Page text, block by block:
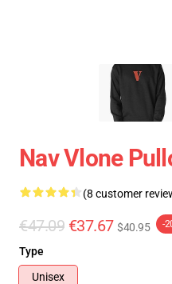
Nav Vlone
(8 customer
€47.09 €37.67 $40.95 -
Type
Unisex